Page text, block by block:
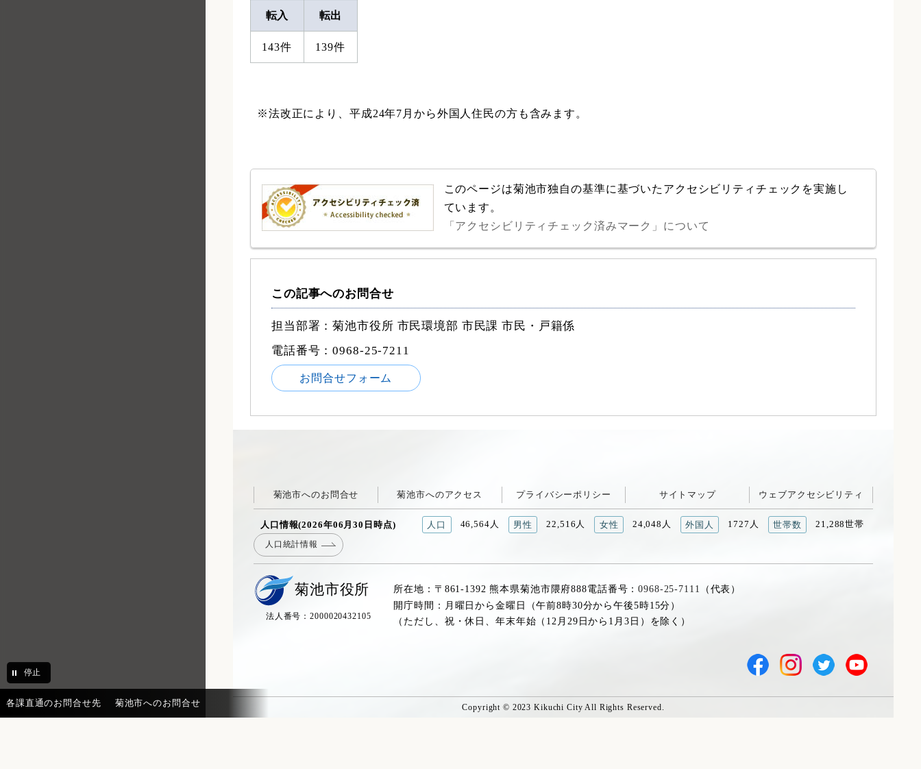
停止
転入
転出
143件 139件
※法改正により、平成24年7月から外国人住民の方も含みます。
このページは菊池市独自の基準に基づいたアクセシビリティチェックを実施し
ています。
「アクセシビリティチェック済みマーク」について
この記事へのお問合せ
担当部署：菊池市役所 市民環境部 市民課 市民・戸籍係
電話番号：0968-25-7211
お問合せフォーム
菊池市へのお問合せ 菊池市へのアクセス プライバシーポリシー サイトマップ ウェブアクセシビリティ
人口情報(2026年06月30日時点) 人口 46,564人 男性 22,516人 女性 24,048人 外国人 1727人 世帯数 21,288世帯
人口統計情報
菊池市役所
法人番号：2000020432105
所在地：〒861-1392 熊本県菊池市隈府888電話番号：0968-25-7111
（代表）
開庁時間：月曜日から金曜日（午前8時30分から午後5時15分）
（ただし、祝・休日、年末年始（12月29日から1月3日）を除く）
Copyright © 2023 Kikuchi City All Rights Reserved.
各課直通のお問合せ先 菊池市へのお問合せ